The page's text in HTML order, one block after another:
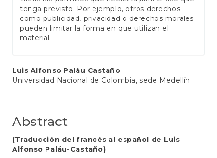
tenga previsto. Por ejemplo, otros derechos
como publicidad, privacidad o derechos morales
pueden limitar la forma en que utilizan el
material.
Main
Article
Luis Alfonso Paláu Castaño
Universidad Nacional de Colombia, sede Medellín
Abstract
(Traducción del francés al español de Luis
Alfonso Paláu-Castaño)